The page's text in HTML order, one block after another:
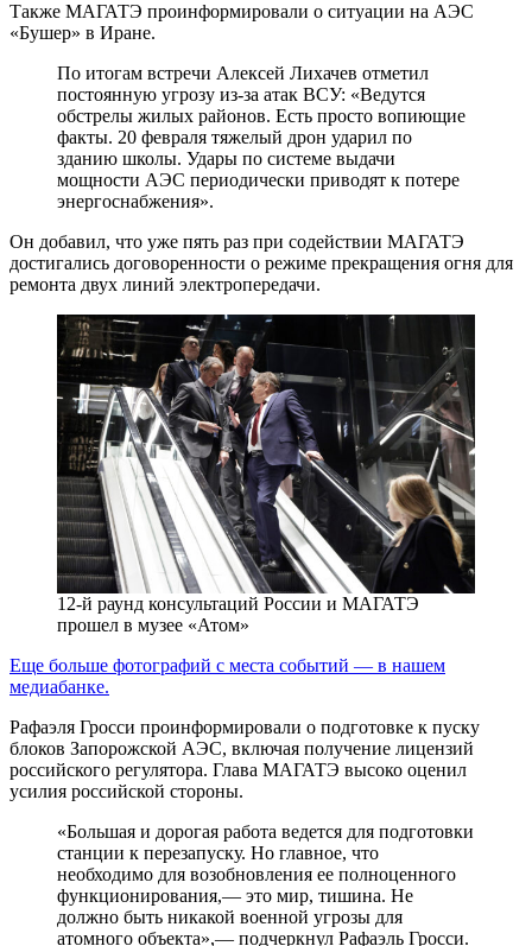
Также МАГАТЭ проинформировали о ситуации на АЭС
«Бушер» в Иране.
По итогам встречи Алексей Лихачев отметил
постоянную угрозу из‑за атак ВСУ: «Ведутся
обстрелы жилых районов. Есть просто вопиющие
факты. 20 февраля тяжелый дрон ударил по
зданию школы. Удары по системе выдачи
мощности АЭС периодически приводят к потере
энергоснабжения».
Он добавил, что уже пять раз при содействии МАГАТЭ
достигались договоренности о режиме прекращения огня для
ремонта двух линий электропередачи.
12‑й раунд консультаций России и МАГАТЭ
прошел в музее «Атом»
Еще больше фотографий с места событий — в нашем
медиабанке.
Рафаэля Гросси проинформировали о подготовке к пуску
блоков Запорожской АЭС, включая получение лицензий
российского регулятора. Глава МАГАТЭ высоко оценил
усилия российской стороны.
«Большая и дорогая работа ведется для подготовки
станции к перезапуску. Но главное, что
необходимо для возобновления ее полноценного
функционирования,— это мир, тишина. Не
должно быть никакой военной угрозы для
атомного объекта»,— подчеркнул Рафаэль Гросси.